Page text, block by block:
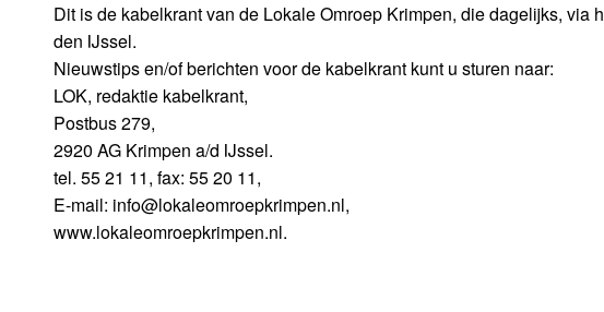
Dit is de kabelkrant van de Lokale Omroep Krimpen, die dagelijks,
den IJssel.
Nieuwstips en/of berichten voor de kabelkrant kunt u sturen naar:
LOK, redaktie kabelkrant,
Postbus 279,
2920 AG Krimpen a/d IJssel.
tel. 55 21 11, fax: 55 20 11,
E-mail: info@lokaleomroepkrimpen.nl,
www.lokaleomroepkrimpen.nl.